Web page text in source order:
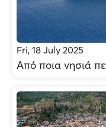
Fri, 18 July 2025
Από ποια νησιά